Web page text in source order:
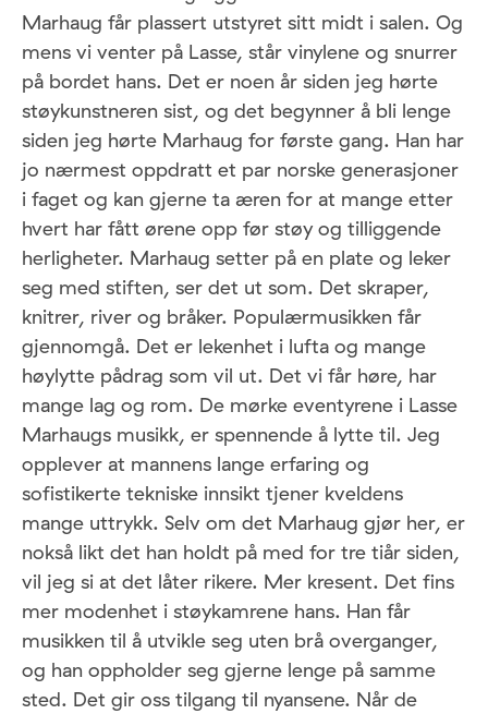
Marhaug får plassert utstyret sitt midt i salen. Og
mens vi venter på Lasse, står vinylene og snurrer
på bordet hans. Det er noen år siden jeg hørte
støykunstneren sist, og det begynner å bli lenge
siden jeg hørte Marhaug for første gang. Han har
jo nærmest oppdratt et par norske generasjoner
i faget og kan gjerne ta æren for at mange etter
hvert har fått ørene opp før støy og tilliggende
herligheter. Marhaug setter på en plate og leker
seg med stiften, ser det ut som. Det skraper,
knitrer, river og bråker. Populærmusikken får
gjennomgå. Det er lekenhet i lufta og mange
høylytte pådrag som vil ut. Det vi får høre, har
mange lag og rom. De mørke eventyrene i Lasse
Marhaugs musikk, er spennende å lytte til. Jeg
opplever at mannens lange erfaring og
sofistikerte tekniske innsikt tjener kveldens
mange uttrykk. Selv om det Marhaug gjør her, er
nokså likt det han holdt på med for tre tiår siden,
vil jeg si at det låter rikere. Mer kresent. Det fins
mer modenhet i støykamrene hans. Han får
musikken til å utvikle seg uten brå overganger,
og han oppholder seg gjerne lenge på samme
sted. Det gir oss tilgang til nyansene. Når de